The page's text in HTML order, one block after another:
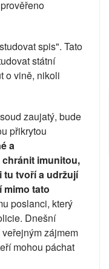
spis". Tato
státní
o vině, nikoli
zaujatý, bude
přikrytou
a
imunitou,
tu tvoří a udržují
mimo tato
poslanci, který
Dnešní
zájmem
mohou páchat